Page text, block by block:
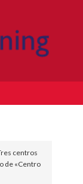
centros
de «Centro